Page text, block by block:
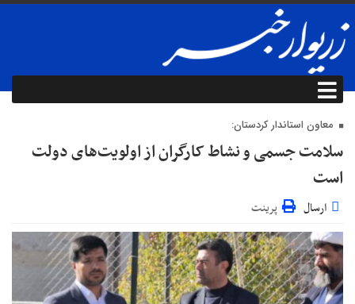
معاون استاندار کردستان:
سلامت جسمی و نشاط کارگران از اولویت‌های دولت
است
ارسال پرینت